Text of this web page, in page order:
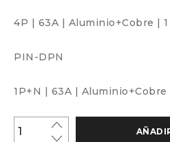
4P | 63A | Aluminio+Cobre |
PIN-DPN
1P+N | 63A | Aluminio+Cobre